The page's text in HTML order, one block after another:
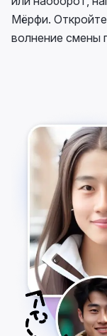
Мёрфи. Откройте
волнение смены